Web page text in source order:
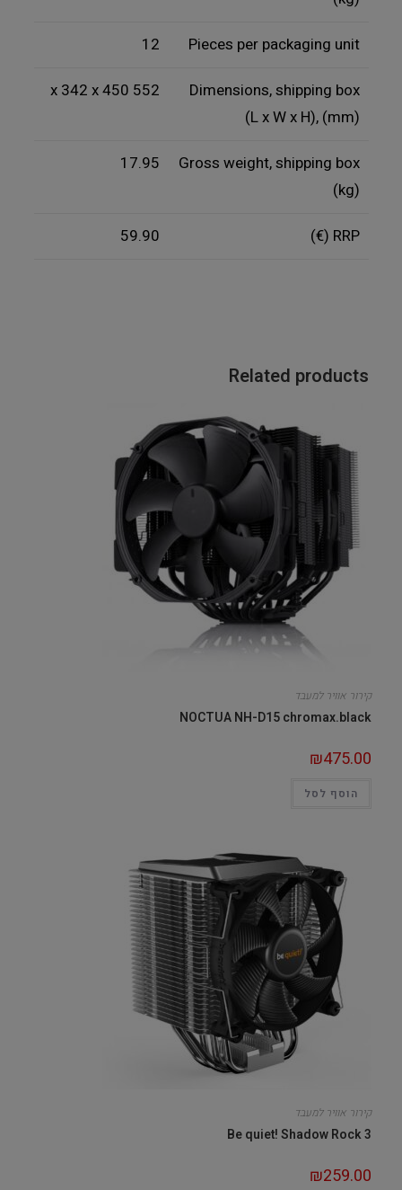
Pieces per packaging unit
12
Dimensions, shipping box
(L x W x H), (mm)
552 x 342 x 450
Gross weight, shipping box
(kg)
17.95
RRP (€)
59.90
Related products
קירור אוויר למעבד
NOCTUA NH-D15 chromax.black
₪475.00
הוסף לסל
קירור אוויר למעבד
Be quiet! Shadow Rock 3
₪259.00